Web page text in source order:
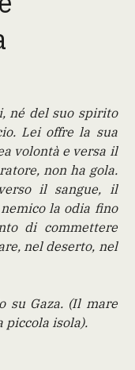
né del suo spirito
Lei offre la sua
volontà e versa il
non ha gola.
il sangue, il
la odia fino
di commettere
nel deserto, nel
su Gaza. (Il mare
piccola isola).